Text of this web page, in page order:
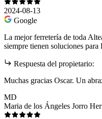
2024-08-13
Google
La mejor ferretería de toda
siempre tienen soluciones para
Respuesta del propietario:
Muchas gracias Oscar. Un
MD
Maria de los Ángeles Jorro